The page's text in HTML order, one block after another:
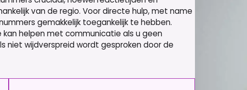
van de regio. Voor directe hulp, met name
gemakkelijk toegankelijk te hebben.
helpen met communicatie als u geen
niet wijdverspreid wordt gesproken door de